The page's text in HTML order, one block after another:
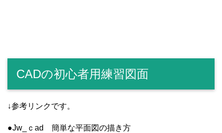
CADの初心者用練習図面
↓参考リンクです。
●Jw_ｃad 簡単な平面図の描き方